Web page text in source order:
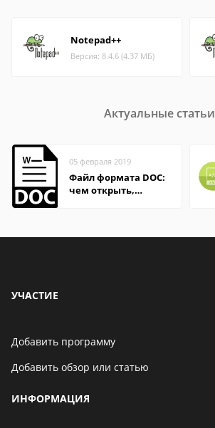
Notepad++
Версия: 8.4.6 (4.37 МБ)
Актуальные статьи
05 февраля 2019
Файл формата DOC:
чем открыть,
УЧАСТИЕ
Добавить программу
Добавить обзор или статью
ИНФОРМАЦИЯ